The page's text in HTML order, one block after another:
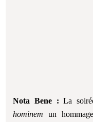
Nota Bene : La
hominem un